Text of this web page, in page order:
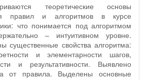
теоретические основы
правил и алгоритмов в курсе
что понимается под алгоритмом
– интуитивном уровне.
существенные свойства алгоритма:
и элементарности шагов,
и результативности. Выявлено
от правила. Выделены основные